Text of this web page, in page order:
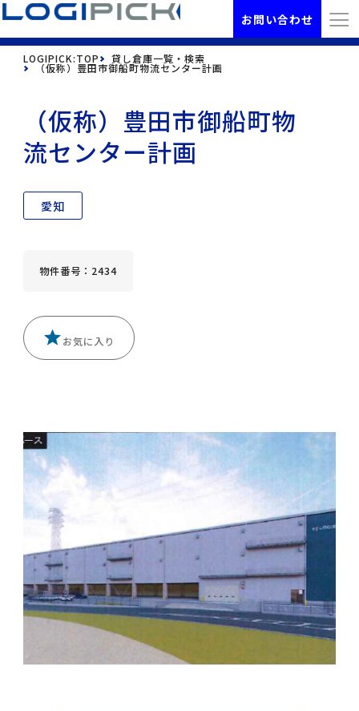
お問い合わせ
LOGIPICK:TOP 貸し倉庫一覧・検索
（仮称）豊田市御船町物流センター計画
（仮称）豊田市御船町物
流センター計画
愛知
物件番号：2434
お気に入り